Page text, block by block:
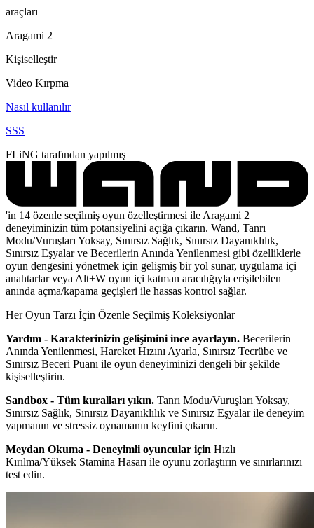
araçları
Aragami 2
Kişiselleştir
Video Kırpma
Nasıl kullanılır
SSS
FLiNG tarafından yapılmış
'in 14 özenle seçilmiş oyun özelleştirmesi ile Aragami 2
deneyiminizin tüm potansiyelini açığa çıkarın. Wand, Tanrı
Modu/Vuruşları Yoksay, Sınırsız Sağlık, Sınırsız Dayanıklılık,
Sınırsız Eşyalar ve Becerilerin Anında Yenilenmesi gibi özelliklerle
oyun dengesini yönetmek için gelişmiş bir yol sunar, uygulama içi
anahtarlar veya Alt+W oyun içi katman aracılığıyla erişilebilen
anında açma/kapama geçişleri ile hassas kontrol sağlar.
Her Oyun Tarzı İçin Özenle Seçilmiş Koleksiyonlar
Yardım - Karakterinizin gelişimini ince ayarlayın. Becerilerin
Anında Yenilenmesi, Hareket Hızını Ayarla, Sınırsız Tecrübe ve
Sınırsız Beceri Puanı ile oyun deneyiminizi dengeli bir şekilde
kişiselleştirin.
Sandbox - Tüm kuralları yıkın. Tanrı Modu/Vuruşları Yoksay,
Sınırsız Sağlık, Sınırsız Dayanıklılık ve Sınırsız Eşyalar ile deneyim
yapmanın ve stressiz oynamanın keyfini çıkarın.
Meydan Okuma - Deneyimli oyuncular için Hızlı
Kırılma/Yüksek Stamina Hasarı ile oyunu zorlaştırın ve sınırlarınızı
test edin.